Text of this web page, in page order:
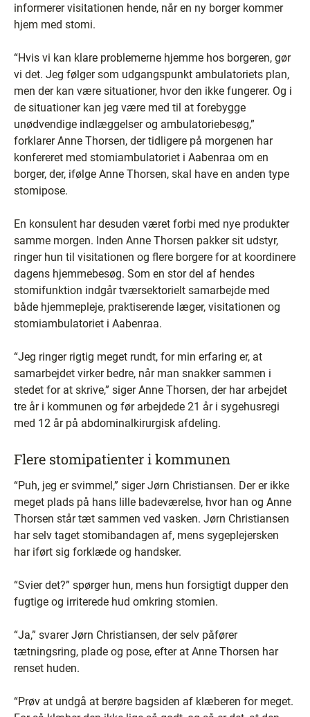
informerer visitationen hende, når en ny borger kommer
hjem med stomi.
“Hvis vi kan klare problemerne hjemme hos borgeren, gør
vi det. Jeg følger som udgangspunkt ambulatoriets plan,
men der kan være situationer, hvor den ikke fungerer. Og i
de situationer kan jeg være med til at forebygge
unødvendige indlæggelser og ambulatoriebesøg,”
forklarer Anne Thorsen, der tidligere på morgenen har
konfereret med stomiambulatoriet i Aabenraa om en
borger, der, ifølge Anne Thorsen, skal have en anden type
stomipose.
En konsulent har desuden været forbi med nye produkter
samme morgen. Inden Anne Thorsen pakker sit udstyr,
ringer hun til visitationen og flere borgere for at koordinere
dagens hjemmebesøg. Som en stor del af hendes
stomifunktion indgår tværsektorielt samarbejde med
både hjemmepleje, praktiserende læger, visitationen og
stomiambulatoriet i Aabenraa.
“Jeg ringer rigtig meget rundt, for min erfaring er, at
samarbejdet virker bedre, når man snakker sammen i
stedet for at skrive,” siger Anne Thorsen, der har arbejdet
tre år i kommunen og før arbejdede 21 år i sygehusregi
med 12 år på abdominalkirurgisk afdeling.
Flere stomipatienter i kommunen
“Puh, jeg er svimmel,” siger Jørn Christiansen. Der er ikke
meget plads på hans lille badeværelse, hvor han og Anne
Thorsen står tæt sammen ved vasken. Jørn Christiansen
har selv taget stomibandagen af, mens sygeplejersken
har iført sig forklæde og handsker.
“Svier det?” spørger hun, mens hun forsigtigt dupper den
fugtige og irriterede hud omkring stomien.
“Ja,” svarer Jørn Christiansen, der selv påfører
tætningsring, plade og pose, efter at Anne Thorsen har
renset huden.
“Prøv at undgå at berøre bagsiden af klæberen for meget.